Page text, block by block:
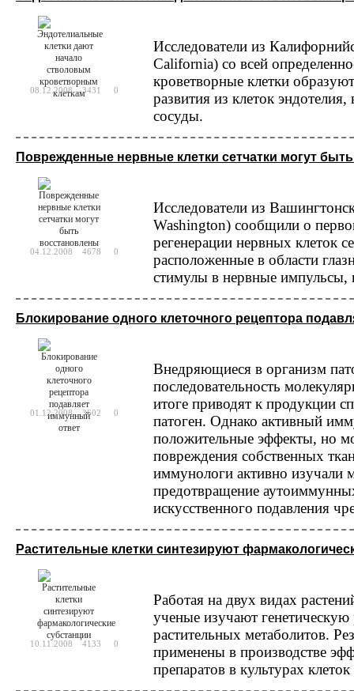
08.12.2008 3431 0
Исследователи из
California) со всей
кроветворные клетки
развития из клеток
сосуды.
Поврежденные нервные клетки сетчатки могут
04.12.2008 4678 0
Исследователи из
Washington) сообщили о
регенерации нервных клеток
расположенные в области
стимулы в нервные импульсы,
Блокирование одного клеточного рецептора
01.12.2008 3602 0
Внедряющиеся в организм
последовательность
итоге приводят к продукции
патоген. Однако активный
положительные эффекты, но
повреждения собственных
иммунологи активно изучали
предотвращение
искусственного подавления
Растительные клетки синтезируют
10.11.2008 4133 0
Работая на двух видах
ученые изучают
растительных метаболитов.
применены в производстве
препаратов в культурах